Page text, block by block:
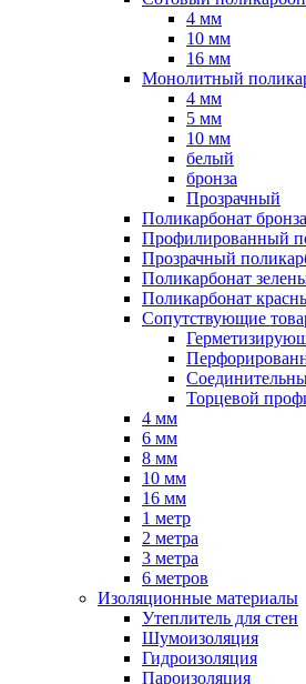
4 мм
10 мм
16 мм
Монолитный
4 мм
5 мм
10 мм
белый
бронза
Прозрачный
Поликарбонат бронза
Профилированный
Прозрачный
Поликарбонат
Поликарбонат
Сопутствующие
Торцевой
4 мм
6 мм
8 мм
10 мм
16 мм
1 метр
2 метра
3 метра
6 метров
Изоляционные материалы
Утеплитель для стен
Шумоизоляция
Гидроизоляция
Пароизоляция